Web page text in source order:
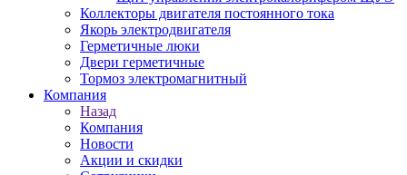
Коллекторы двигателя постоянного тока
Якорь электродвигателя
Герметичные люки
Двери герметичные
Тормоз электромагнитный
Компания
Назад
Компания
Новости
Акции и скидки